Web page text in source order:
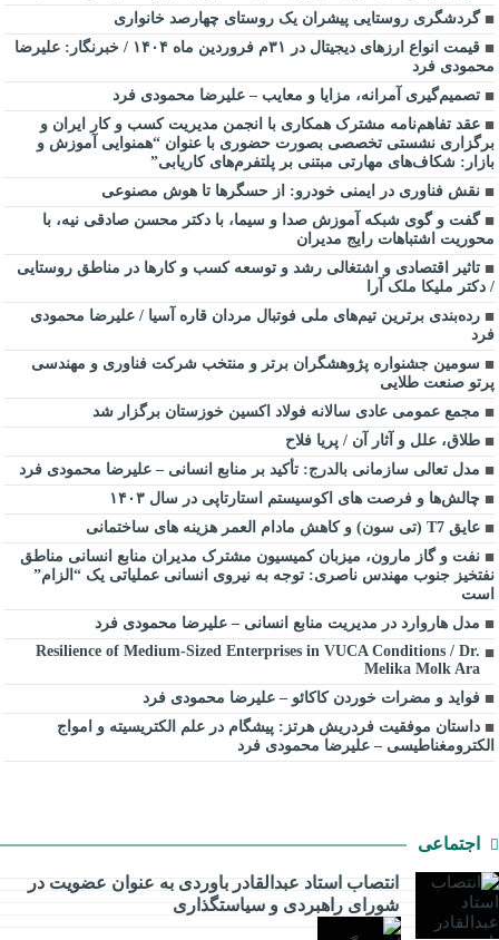
گردشگری روستایی پیشران یک روستای چهارصد خانواری
قیمت انواع ارزهای دیجیتال در ۳۱م فروردین ماه ۱۴۰۴ / خبرنگار: علیرضا
محمودی فرد
تصمیم‌گیری آمرانه، مزایا و معایب – علیرضا محمودی فرد
عقد تفاهم‌نامه مشترک همکاری با انجمن مدیریت کسب و کار ایران و
برگزاری نشستی تخصصی بصورت حضوری با عنوان “همنوایی آموزش و
بازار: شکاف‌های مهارتی مبتنی بر پلتفرم‌های کاریابی”
نقش فناوری در ایمنی خودرو: از حسگرها تا هوش مصنوعی
گفت و گوی شبکه آموزش صدا و سیما، با دکتر محسن صادقی نیه، با
محوریت اشتباهات رایج مدیران
تاثیر اقتصادی و اشتغالی رشد و توسعه کسب و کارها در مناطق روستایی
/ دکتر ملیکا ملک آرا
رده‌بندی برترین تیم‌های ملی فوتبال مردان قاره آسیا / علیرضا محمودی
فرد
سومین جشنواره پژوهشگران برتر و منتخب شرکت فناوری و مهندسی
پرتو صنعت طلایی
مجمع عمومی عادی سالانه فولاد اکسین خوزستان برگزار شد
طلاق، علل و آثار آن / پریا فلاح
مدل تعالی سازمانی بالدرج: تأکید بر منابع انسانی – علیرضا محمودی فرد
چالش‌ها و فرصت های اکوسیستم استارتاپی در سال ۱۴۰۳
عایق T7 (تی سون) و کاهش مادام العمر هزینه های ساختمانی
نفت و گاز مارون، میزبان کمیسیون مشترک مدیران منابع انسانی مناطق
نفتخیز جنوب مهندس ناصری: توجه به نیروی انسانی عملیاتی یک “الزام”
است
مدل هاروارد در مدیریت منابع انسانی – علیرضا محمودی فرد
Resilience of Medium-Sized Enterprises in VUCA Conditions / Dr.
Melika Molk Ara
فواید و مضرات خوردن کاکائو – علیرضا محمودی فرد
داستان موفقیت فردریش هرتز: پیشگام در علم الکتریسیته و امواج
الکترومغناطیسی – علیرضا محمودی فرد
اجتماعی
انتصاب استاد عبدالقادر باوردی به عنوان عضویت در
شورای راهبردی و سیاستگذاری